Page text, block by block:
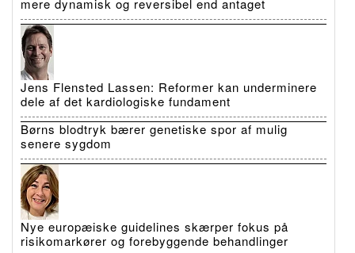
mere dynamisk og reversibel end antaget
Jens Flensted Lassen: Reformer kan underminere
dele af det kardiologiske fundament
Børns blodtryk bærer genetiske spor af mulig
senere sygdom
Nye europæiske guidelines skærper fokus på
risikomarkører og forebyggende behandlinger